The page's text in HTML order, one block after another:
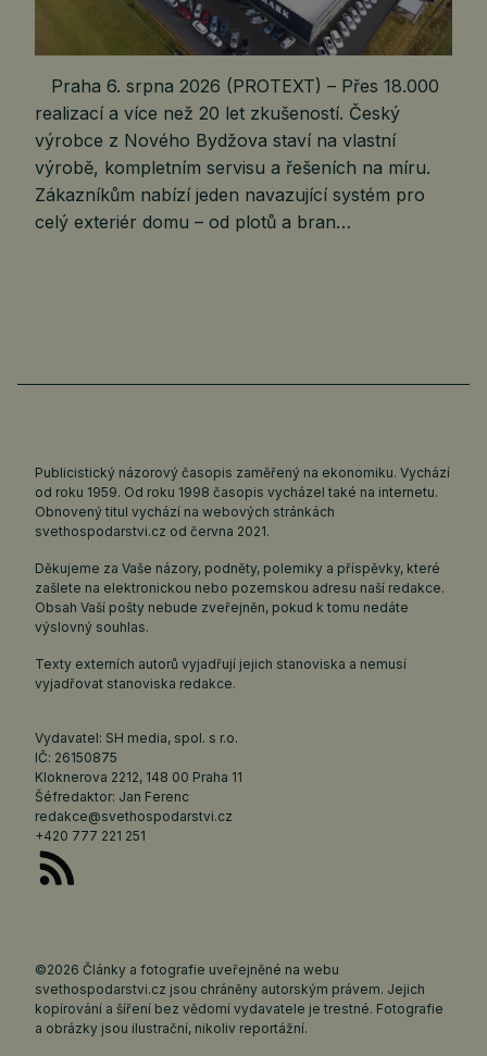
Praha 6. srpna 2026 (PROTEXT) – Přes 18.000
realizací a více než 20 let zkušeností. Český
výrobce z Nového Bydžova staví na vlastní
výrobě, kompletním servisu a řešeních na míru.
Zákazníkům nabízí jeden navazující systém pro
celý exteriér domu – od plotů a bran…
Publicistický názorový časopis zaměřený na ekonomiku. Vychází
od roku 1959. Od roku 1998 časopis vycházel také na internetu.
Obnovený titul vychází na webových stránkách
svethospodarstvi.cz od června 2021.
Děkujeme za Vaše názory, podněty, polemiky a příspěvky, které
zašlete na elektronickou nebo pozemskou adresu naší redakce.
Obsah Vaší pošty nebude zveřejněn, pokud k tomu nedáte
výslovný souhlas.
Texty externích autorů vyjadřují jejich stanoviska a nemusí
vyjadřovat stanoviska redakce.
Vydavatel: SH media, spol. s r.o.
IČ: 26150875
Kloknerova 2212, 148 00 Praha 11
Šéfredaktor: Jan Ferenc
redakce@svethospodarstvi.cz
+420 777 221 251
©2026 Články a fotografie uveřejněné na webu
svethospodarstvi.cz jsou chráněny autorským právem. Jejich
kopírování a šíření bez vědomí vydavatele je trestné. Fotografie
a obrázky jsou ilustrační, nikoliv reportážní.